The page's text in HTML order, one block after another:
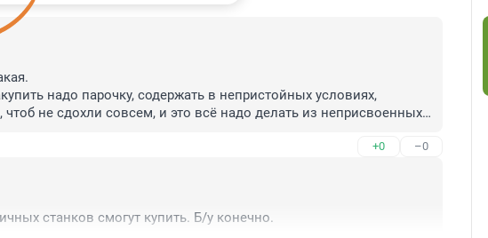
надо парочку, содержать в непристойных условиях,
чтоб не сдохли совсем, и это всё надо делать из неприсвоенных.
+0 –0
станков смогут купить. Б/у конечно.